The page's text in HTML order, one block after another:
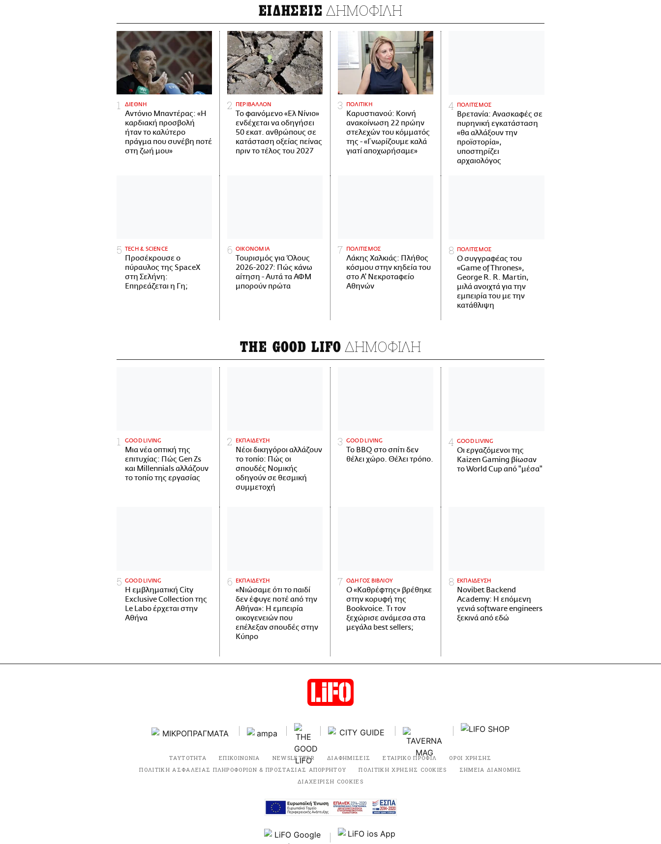
ΕΙΔΗΣΕΙΣ ΔΗΜΟΦΙΛΗ
ΔΙΕΘΝΗ
Αντόνιο Μπαντέρας: «Η
καρδιακή προσβολή
ήταν το καλύτερο
πράγμα που συνέβη ποτέ
στη ζωή μου»
ΠΕΡΙΒΑΛΛΟΝ
Το φαινόμενο «Ελ Νίνιο»
ενδέχεται να οδηγήσει
50 εκατ. ανθρώπους σε
κατάσταση οξείας πείνας
πριν το τέλος του 2027
ΠΟΛΙΤΙΚΗ
Καρυστιανού: Κοινή
ανακοίνωση 22 πρώην
στελεχών του κόμματός
της - «Γνωρίζουμε καλά
γιατί αποχωρήσαμε»
ΠΟΛΙΤΙΣΜΟΣ
Βρετανία: Ανασκαφές σε
πυρηνική εγκατάσταση
«θα αλλάξουν την
προϊστορία»,
υποστηρίζει
αρχαιολόγος
ΤECH & SCIENCE
Προσέκρουσε ο
πύραυλος της SpaceX
στη Σελήνη:
Επηρεάζεται η Γη;
ΟΙΚΟΝΟΜΙΑ
Τουρισμός για Όλους
2026-2027: Πώς κάνω
αίτηση - Αυτά τα ΑΦΜ
μπορούν πρώτα
ΠΟΛΙΤΙΣΜΟΣ
Λάκης Χαλκιάς: Πλήθος
κόσμου στην κηδεία του
στο Α' Νεκροταφείο
Αθηνών
ΠΟΛΙΤΙΣΜΟΣ
Ο συγγραφέας του
«Game of Thrones»,
George R. R. Martin,
μιλά ανοιχτά για την
εμπειρία του με την
κατάθλιψη
THE GOOD LIFO ΔΗΜΟΦΙΛΗ
GOOD LIVING
Μια νέα οπτική της
επιτυχίας: Πώς Gen Zs
και Millennials αλλάζουν
το τοπίο της εργασίας
ΕΚΠΑΙΔΕΥΣΗ
Νέοι δικηγόροι αλλάζουν
το τοπίο: Πώς οι
σπουδές Νομικής
οδηγούν σε θεσμική
συμμετοχή
GOOD LIVING
Το BBQ στο σπίτι δεν
θέλει χώρο. Θέλει τρόπο.
GOOD LIVING
Οι εργαζόμενοι της
Kaizen Gaming βίωσαν
το World Cup από "μέσα"
GOOD LIVING
Η εμβληματική City
Exclusive Collection της
Le Labo έρχεται στην
Αθήνα
ΕΚΠΑΙΔΕΥΣΗ
«Νιώσαμε ότι το παιδί
δεν έφυγε ποτέ από την
Αθήνα»: Η εμπειρία
οικογενειών που
επέλεξαν σπουδές στην
Κύπρο
ΟΔΗΓΟΣ ΒΙΒΛΙΟΥ
Ο «Καθρέφτης» βρέθηκε
στην κορυφή της
Bookvoice. Τι τον
ξεχώρισε ανάμεσα στα
μεγάλα best sellers;
ΕΚΠΑΙΔΕΥΣΗ
Novibet Backend
Academy: Η επόμενη
γενιά software engineers
ξεκινά από εδώ
ΤΑΥΤΟΤΗΤΑ ΕΠΙΚΟΙΝΩΝΙΑ NEWSLETTER ΔΙΑΦΗΜΙΣΕΙΣ ΕΤΑΙΡΙΚΟ ΠΡΟΦΙΛ
ΟΡΟΙ ΧΡΗΣΗΣ
ΠΟΛΙΤΙΚΗ ΑΣΦΑΛΕΙΑΣ ΠΛΗΡΟΦΟΡΙΩΝ & ΠΡΟΣΤΑΣΙΑΣ ΑΠΟΡΡΗΤΟΥ
ΠΟΛΙΤΙΚΗ ΧΡΗΣΗΣ COOKIES
ΣΗΜΕΙΑ ΔΙΑΝΟΜΗΣ
ΔΙΑΧΕΙΡΙΣΗ COOKIES